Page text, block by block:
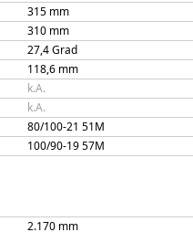
315 mm
310 mm
27,4Grad
118,6 mm
k.A.
k.A.
80/100-21 51M
100/90-19 57M
2.170 mm